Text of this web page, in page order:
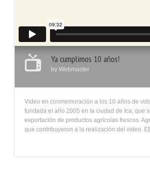
Ya cumplimos 10 años!
by Webmaster
Video en conmemoración a los 10 años de
fundada el año 2005 en la ciudad de Ica, que
exportación de productos agrícolas frescos.
que contribuyeron a la realización del video.